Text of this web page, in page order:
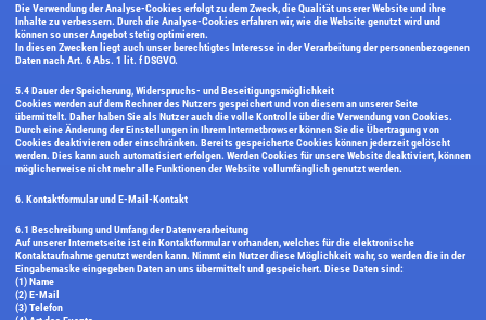
Die Verwendung der Analyse-Cookies erfolgt zu dem Zweck, die Qualität unserer Website und ihre
Inhalte zu verbessern. Durch die Analyse-Cookies erfahren wir, wie die Website genutzt wird und
können so unser Angebot stetig optimieren.
In diesen Zwecken liegt auch unser berechtigtes Interesse in der Verarbeitung der personenbezogenen
Daten nach Art. 6 Abs. 1 lit. f DSGVO.
5.4 Dauer der Speicherung, Widerspruchs- und Beseitigungsmöglichkeit
Cookies werden auf dem Rechner des Nutzers gespeichert und von diesem an unserer Seite
übermittelt. Daher haben Sie als Nutzer auch die volle Kontrolle über die Verwendung von Cookies.
Durch eine Änderung der Einstellungen in Ihrem Internetbrowser können Sie die Übertragung von
Cookies deaktivieren oder einschränken. Bereits gespeicherte Cookies können jederzeit gelöscht
werden. Dies kann auch automatisiert erfolgen. Werden Cookies für unsere Website deaktiviert, können
möglicherweise nicht mehr alle Funktionen der Website vollumfänglich genutzt werden.
6. Kontaktformular und E-Mail-Kontakt
6.1 Beschreibung und Umfang der Datenverarbeitung
Auf unserer Internetseite ist ein Kontaktformular vorhanden, welches für die elektronische
Kontaktaufnahme genutzt werden kann. Nimmt ein Nutzer diese Möglichkeit wahr, so werden die in der
Eingabemaske eingegeben Daten an uns übermittelt und gespeichert. Diese Daten sind:
(1) Name
(2) E-Mail
(3) Telefon